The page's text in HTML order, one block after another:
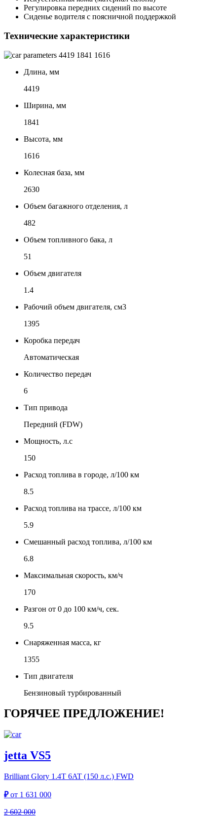
Регулировка передних сидений по высоте
Сиденье водителя с поясничной поддержкой
Технические характеристики
4419 1841 1616
Длина, мм
4419
Ширина, мм
1841
Высота, мм
1616
Колесная база, мм
2630
Объем багажного отделения, л
482
Объем топливного бака, л
51
Объем двигателя
1.4
Рабочий объем двигателя, см3
1395
Коробка передач
Автоматическая
Количество передач
6
Тип привода
Передний (FDW)
Мощность, л.с
150
Расход топлива в городе, л/100 км
8.5
Расход топлива на трассе, л/100 км
5.9
Смешанный расход топлива, л/100 км
6.8
Максимальная скорость, км/ч
170
Разгон от 0 до 100 км/ч, сек.
9.5
Снаряженная масса, кг
1355
Тип двигателя
Бензиновый турбированный
ГОРЯЧЕЕ ПРЕДЛОЖЕНИЕ!
jetta VS5
Brilliant Glory 1.4T 6AT (150 л.с.) FWD
₽от 1 631 000
2 602 000